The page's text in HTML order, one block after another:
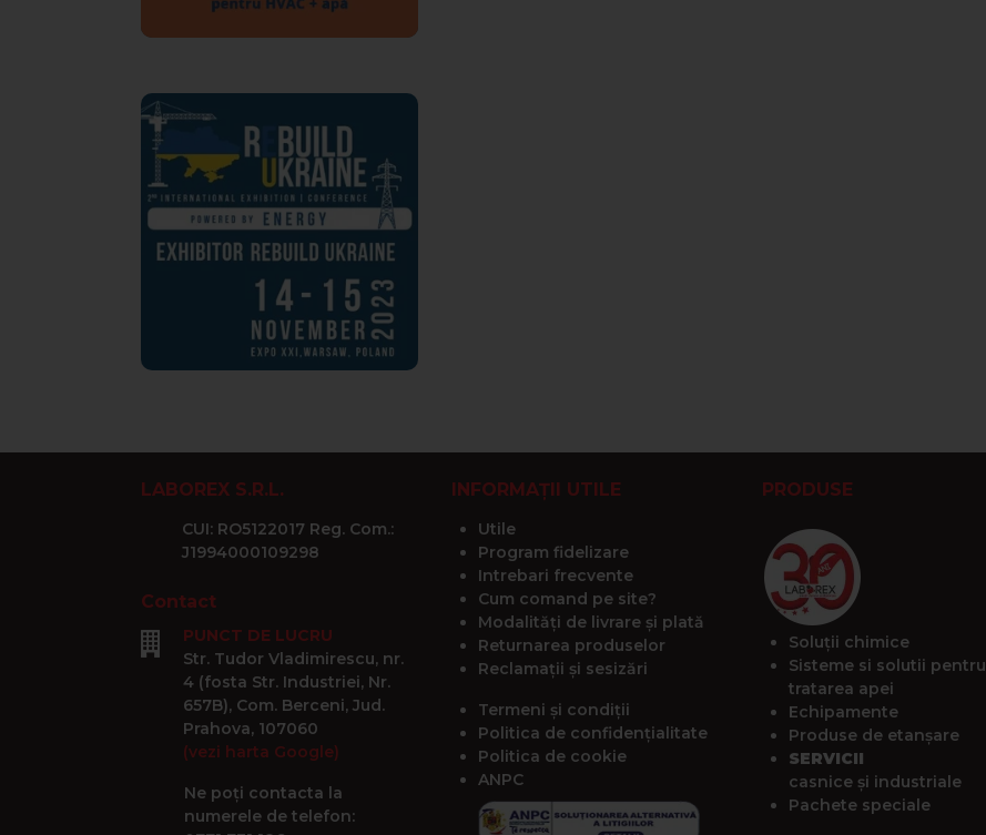
LABOREX S.R.L.
CUI: RO5122017 Reg. Com.:
J1994000109298
Contact
PUNCT DE LUCRU
Str. Tudor Vladimirescu, nr.
4 (fosta Str. Industriei, Nr.
657B), Com. Berceni, Jud.
Prahova, 107060
(vezi harta Google)
Ne poți contacta la
numerele de telefon:
INFORMAȚII UTILE
Utile
Program fidelizare
Intrebari frecvente
Cum comand pe site?
Modalități de livrare și plată
Returnarea produselor
Reclamații și sesizări
Termeni și condiții
Politica de confidențialitate
Politica de cookie
ANPC
PRODUSE
Soluții chimice
Sisteme si solutii pentru
tratarea apei
Echipamente
Produse de etanșare
SERVICII
casnice și industriale
Pachete speciale